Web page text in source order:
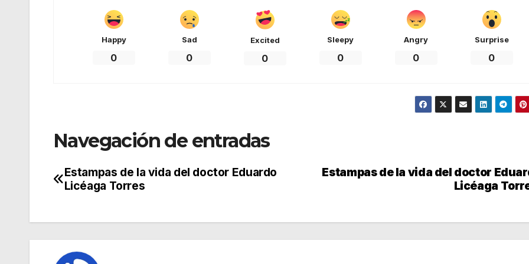
Happy
0
Sad
0
Excited
0
Sleepy
0
Angry
0
Surprise
0
Navegación de entradas
Estampas de la vida del doctor
Licéaga
Estampas de la vida del doctor Eduardo
Licéaga Torres